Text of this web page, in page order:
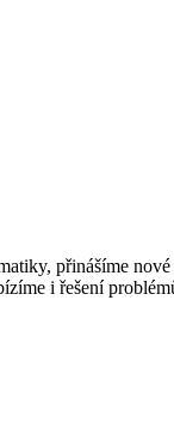
přinášíme
i řešení